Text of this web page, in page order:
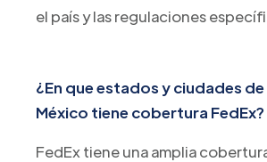
el país y las regulaciones
¿En que estados y ciudades de
México tiene cobertura FedEx?
FedEx tiene una amplia